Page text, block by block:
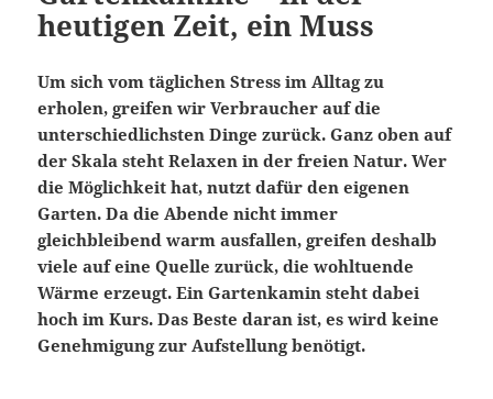
heutigen Zeit, ein Muss
Um sich vom täglichen Stress im Alltag zu
erholen, greifen wir Verbraucher auf die
unterschiedlichsten Dinge zurück. Ganz oben auf
der Skala steht Relaxen in der freien Natur. Wer
die Möglichkeit hat, nutzt dafür den eigenen
Garten. Da die Abende nicht immer
gleichbleibend warm ausfallen, greifen deshalb
viele auf eine Quelle zurück, die wohltuende
Wärme erzeugt. Ein Gartenkamin steht dabei
hoch im Kurs. Das Beste daran ist, es wird keine
Genehmigung zur Aufstellung benötigt.